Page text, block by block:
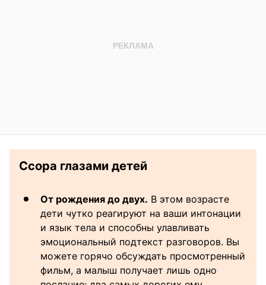
Ссора глазами детей
От рождения до двух. В этом возрасте
дети чутко реагируют на ваши интонации
и язык тела и способны улавливать
эмоциональный подтекст разговоров. Вы
можете горячо обсуждать просмотренный
фильм, а малыш получает лишь одно